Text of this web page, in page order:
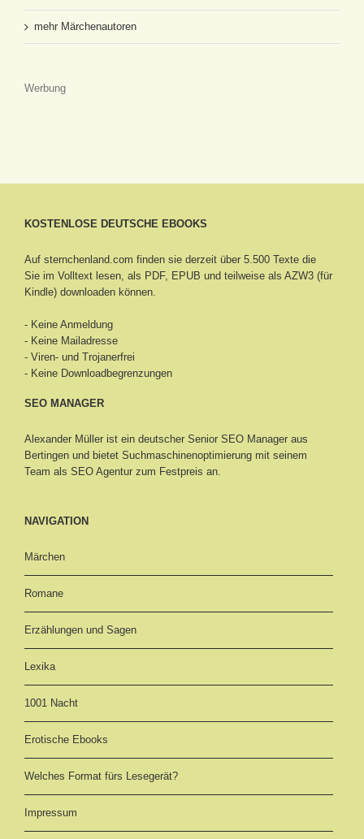
mehr Märchenautoren
Werbung
KOSTENLOSE DEUTSCHE EBOOKS
Auf sternchenland.com finden sie derzeit über 5.500 Texte die
Sie im Volltext lesen, als PDF, EPUB und teilweise als AZW3 (für
Kindle) downloaden können.
- Keine Anmeldung
- Keine Mailadresse
- Viren- und Trojanerfrei
- Keine Downloadbegrenzungen
SEO MANAGER
Alexander Müller ist ein deutscher Senior SEO Manager aus
Bertingen und bietet Suchmaschinenoptimierung mit seinem
Team als SEO Agentur zum Festpreis an.
NAVIGATION
Märchen
Romane
Erzählungen und Sagen
Lexika
1001 Nacht
Erotische Ebooks
Welches Format fürs Lesegerät?
Impressum